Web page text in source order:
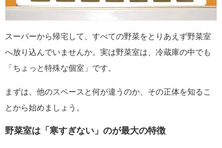
スーパーから帰宅して、すべての野菜をとりあえず野菜室
へ放り込んでいませんか。実は野菜室は、冷蔵庫の中でも
「ちょっと特殊な個室」です。
まずは、他のスペースと何が違うのか、その正体を知るこ
とから始めましょう。
野菜室は「寒すぎない」のが最大の特徴